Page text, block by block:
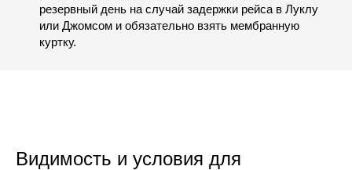
резервный день на случай задержки рейса в Луклу
или Джомсом и обязательно взять мембранную
куртку.
Видимость и условия для